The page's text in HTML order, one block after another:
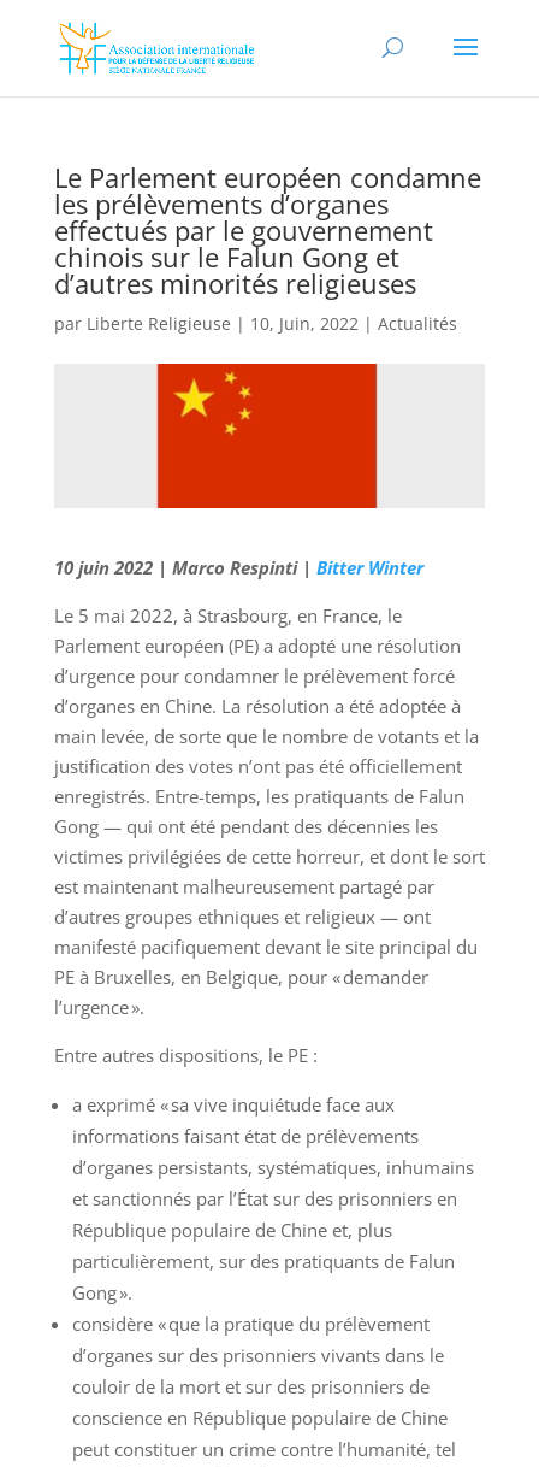
Le Parlement européen condamne
les prélèvements d’organes
effectués par le gouvernement
chinois sur le Falun Gong et
d’autres minorités religieuses
par Liberte Religieuse | 10, Juin, 2022| Actualités
10 juin 2022 | Marco Respinti | Bitter Winter
Le 5 mai 2022, à Strasbourg, en France, le
Parlement européen (PE) a adopté une résolution
d’urgence pour condamner le prélèvement forcé
d’organes en Chine. La résolution a été adoptée à
main levée, de sorte que le nombre de votants et la
justification des votes n’ont pas été officiellement
enregistrés. Entre-temps, les pratiquants de Falun
Gong — qui ont été pendant des décennies les
victimes privilégiées de cette horreur, et dont le sort
est maintenant malheureusement partagé par
d’autres groupes ethniques et religieux — ont
manifesté pacifiquement devant le site principal du
PE à Bruxelles, en Belgique, pour « demander
l’urgence ».
Entre autres dispositions, le PE :
a exprimé « sa vive inquiétude face aux
informations faisant état de prélèvements
d’organes persistants, systématiques, inhumains
et sanctionnés par l’État sur des prisonniers en
République populaire de Chine et, plus
particulièrement, sur des pratiquants de Falun
Gong ».
considère « que la pratique du prélèvement
d’organes sur des prisonniers vivants dans le
couloir de la mort et sur des prisonniers de
conscience en République populaire de Chine
peut constituer un crime contre l’humanité, tel